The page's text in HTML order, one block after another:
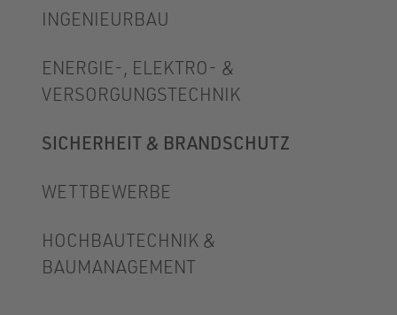
INGENIEURBAU
ENERGIE-, ELEKTRO- &
VERSORGUNGSTECHNIK
SICHERHEIT & BRANDSCHUTZ
WETTBEWERBE
HOCHBAUTECHNIK &
BAUMANAGEMENT